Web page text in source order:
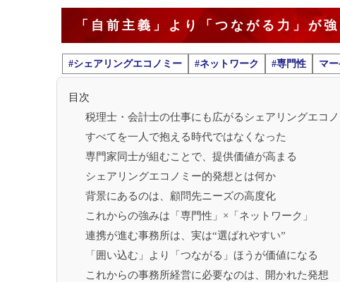
「自前主義」より「つながる力」が
#シェアリングエコノミー #ネットワーク #専門性 マ
目次
税理士・会計士の仕事にも広がるシェアリングエコ
すべてを一人で抱える時代ではなくなった
専門家同士が組むことで、提供価値が高まる
シェアリングエコノミー的発想とは何か
背景にあるのは、顧問先ニーズの高度化
これからの強みは「専門性」×「ネットワーク」
連携が進む事務所は、実は“選ばれやすい”
「囲い込む」より「つながる」ほうが価値になる
これからの事務所経営に必要なのは、開かれた発想